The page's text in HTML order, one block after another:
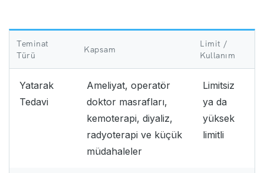
Teminat
Türü
Kapsam
Limit /
Kullanım
Yatarak
Tedavi
Ameliyat, operatör
doktor masrafları,
kemoterapi, diyaliz,
radyoterapi ve küçük
müdahaleler
Limitsiz
ya da
yüksek
limitli